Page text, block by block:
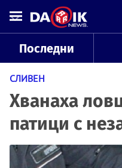
Последни
СЛИВЕН
Хванаха
патици с